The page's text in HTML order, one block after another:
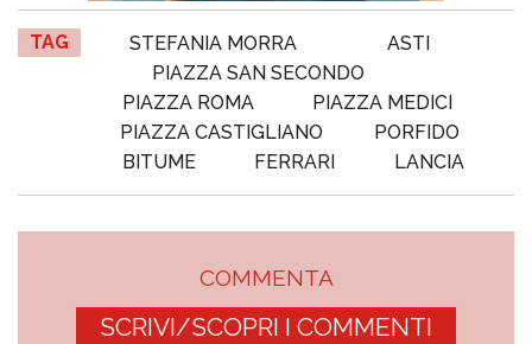
TAG STEFANIA MORRA
ASTI
PIAZZA SAN SECONDO
PIAZZA ROMA
PIAZZA MEDICI
PIAZZA CASTIGLIANO
PORFIDO
BITUME
FERRARI LANCIA
COMMENTA
SCRIVI/SCOPRI I COMMENTI